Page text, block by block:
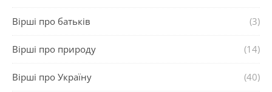
Вірші про батьків (3)
Вірші про природу (14)
Вірші про Україну (40)